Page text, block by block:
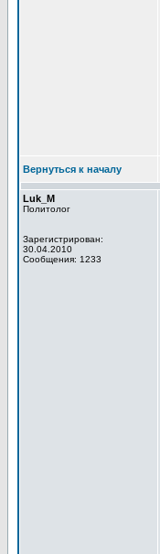
Вернуться к началу
Luk_M
Политолог
Зарегистрирован:
30.04.2010
Сообщения: 1233